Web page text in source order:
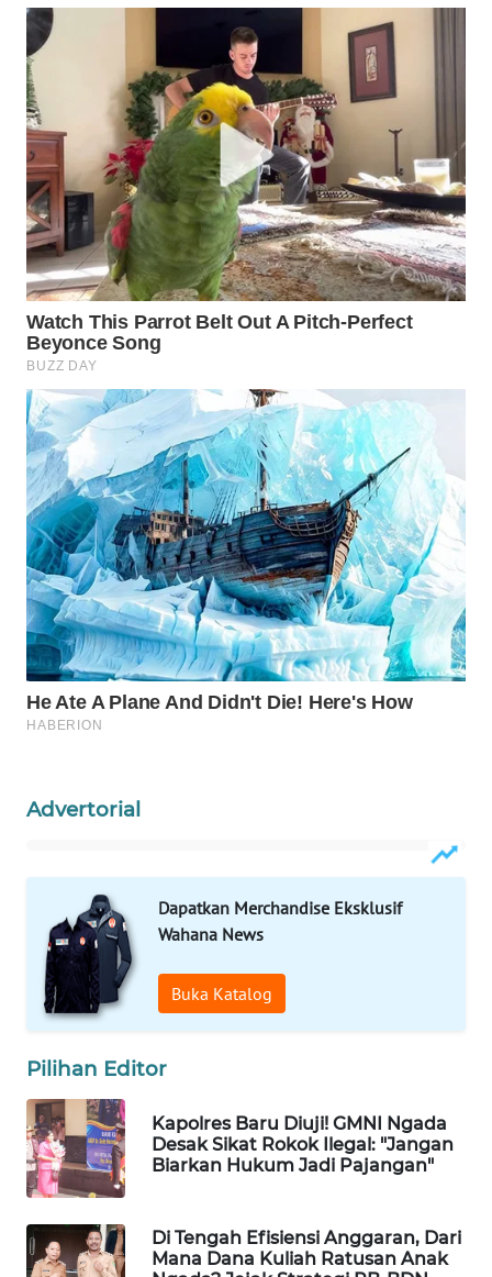
Advertorial
Dapatkan Merchandise Eksklusif
Wahana News
Buka Katalog
Pilihan Editor
Kapolres Baru Diuji! GMNI Ngada
Desak Sikat Rokok Ilegal: "Jangan
Biarkan Hukum Jadi Pajangan"
Di Tengah Efisiensi Anggaran, Dari
Mana Dana Kuliah Ratusan Anak
LAPAK
Wahana
Network
KONSUMEN
LISTRIK
MASYARAKAT
KELISTRIKAN
WALINKI
ID
MAWAKA
ID
MARTABAT
NET
PLN
WATCH
LKKI
PORTAL
KONSUMEN
FORWAMKI
ALPERKLINAS
FORJASIDA
TAMBANG
NEWS
SITUNGIR